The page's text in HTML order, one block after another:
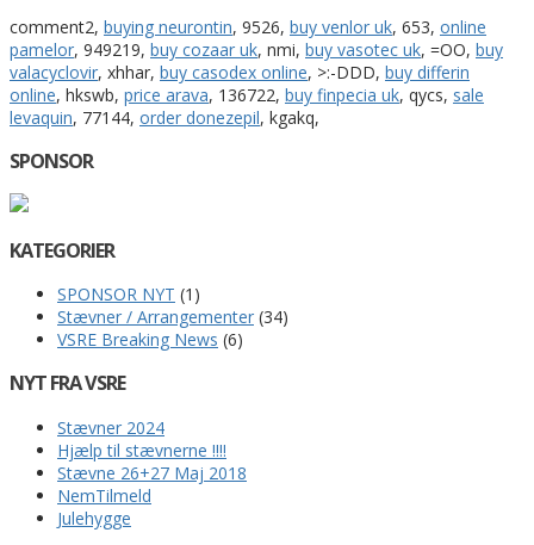
comment2, buying neurontin, 9526, buy venlor uk, 653, online
pamelor, 949219, buy cozaar uk, nmi, buy vasotec uk, =OO, buy
valacyclovir, xhhar, buy casodex online, >:-DDD, buy differin
online, hkswb, price arava, 136722, buy finpecia uk, qycs, sale
levaquin, 77144, order donezepil, kgakq,
SPONSOR
KATEGORIER
SPONSOR NYT (1)
Stævner / Arrangementer (34)
VSRE Breaking News (6)
NYT FRA VSRE
Stævner 2024
Hjælp til stævnerne !!!!
Stævne 26+27 Maj 2018
NemTilmeld
Julehygge